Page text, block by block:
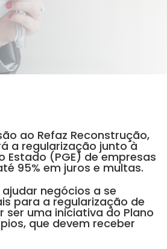
ao Refaz Reconstrução,
a regularização junto à
Estado (PGE) de empresas
95% em juros e multas.
negócios a se
para a regularização de
ser uma iniciativa do Plano
que devem receber